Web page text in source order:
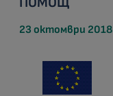
23 октомври 2018